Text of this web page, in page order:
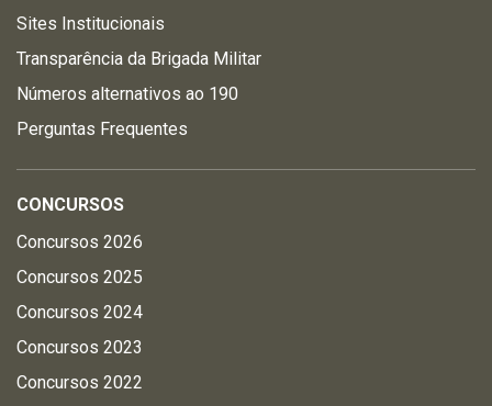
Sites Institucionais
Transparência da Brigada Militar
Números alternativos ao 190
Perguntas Frequentes
CONCURSOS
Concursos 2026
Concursos 2025
Concursos 2024
Concursos 2023
Concursos 2022